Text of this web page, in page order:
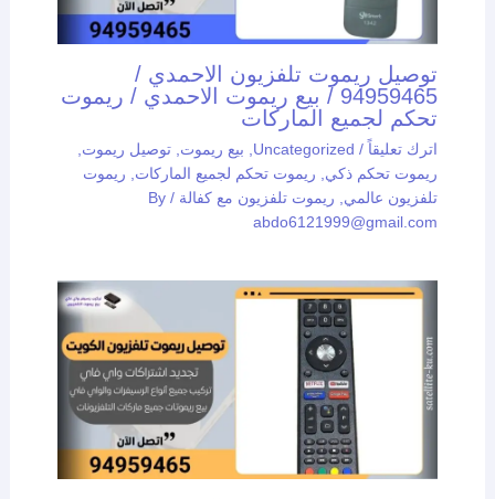
توصيل ريموت تلفزيون الاحمدي /
94959465 / بيع ريموت الاحمدي / ريموت
تحكم لجميع الماركات
اترك تعليقاً /
Uncategorized بيع ريموت توصيل ريموت
ريموت تحكم ذكي
ريموت تحكم لجميع الماركات
ريموت
تلفزيون عالمي
ريموت تلفزيون مع كفالة / By
abdo6121999@gmail.com